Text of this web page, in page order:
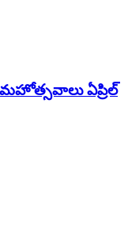
ఏప్రిల్